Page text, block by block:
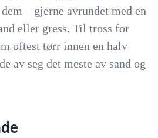
– gjerne avrundet med en
eller gress. Til tross for
oftest tørr innen en halv
av seg det meste av sand og